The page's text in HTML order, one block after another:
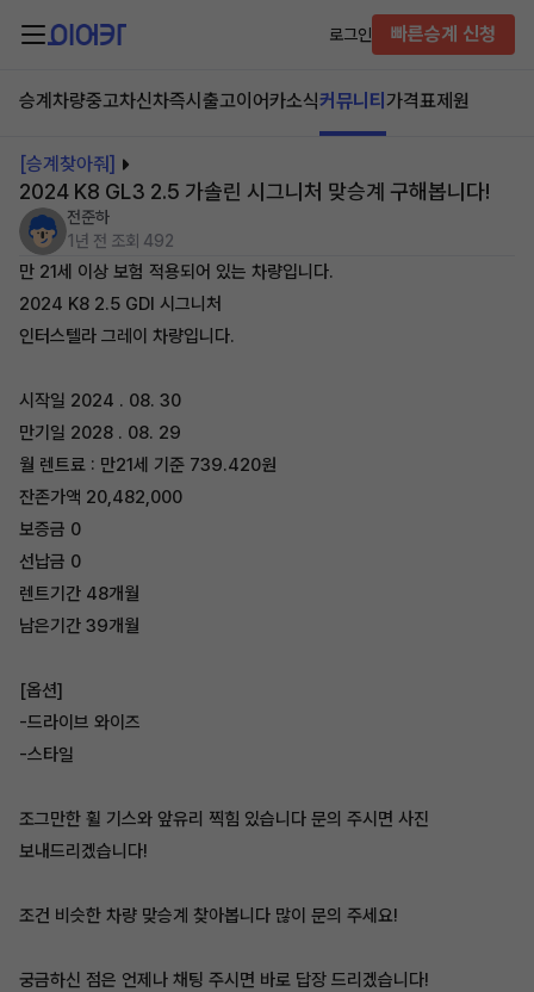
로그인 빠른승계 신청
승계차량중고차신차즉시출고이어카소식커뮤니티 가격표제원
[승계찾아줘]
2024 K8 GL3 2.5 가솔린 시그니처 맞승계 구해봅니다!
전준하
1년 전 조회 492
만 21세 이상 보험 적용되어 있는 차량입니다.
2024 K8 2.5 GDI 시그니처
인터스텔라 그레이 차량입니다.
시작일 2024 . 08. 30
만기일 2028 . 08. 29
월 렌트료 : 만21세 기준 739.420원
잔존가액 20,482,000
보증금 0
선납금 0
렌트기간 48개월
남은기간 39개월
[옵션]
-드라이브 와이즈
-스타일
조그만한 휠 기스와 앞유리 찍힘 있습니다 문의 주시면 사진
보내드리겠습니다!
조건 비슷한 차량 맞승계 찾아봅니다 많이 문의 주세요!
궁금하신 점은 언제나 채팅 주시면 바로 답장 드리겠습니다!